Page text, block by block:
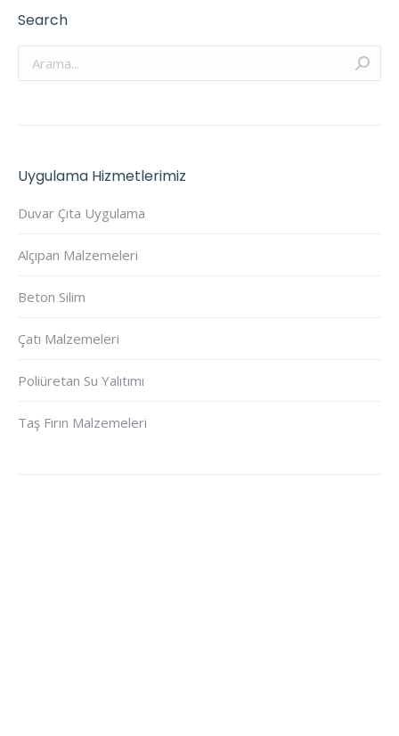
Search
Arama:
Uygulama Hizmetlerimiz
Duvar Çıta Uygulama
Alçıpan Malzemeleri
Beton Silim
Çatı Malzemeleri
Poliüretan Su Yalıtımı
Taş Fırın Malzemeleri